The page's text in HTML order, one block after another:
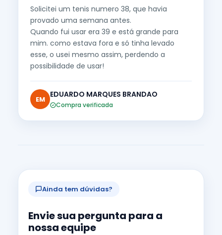
Solicitei um tenis numero 38, que havia
provado uma semana antes.
Quando fui usar era 39 e está grande para
mim. como estava fora e só tinha levado
esse, o usei mesmo assim, perdendo a
possibilidade de usar!
EM
EDUARDO MARQUES BRANDAO
Compra verificada
Ainda tem dúvidas?
Envie sua pergunta para a
nossa equipe